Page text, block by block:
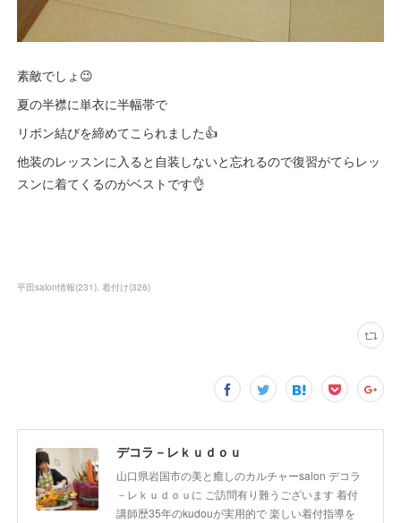
素敵でしょ😉
夏の半襟に単衣に半幅帯で
リボン結びを締めてこられました👍️
他装のレッスンに入ると自装しないと忘れるので復習がてらレッ
スンに着てくるのがベストです👌
平田salon情報(231) 着付け(326)
デコラ－レｋｕｄｏｕ
山口県岩国市の美と癒しのカルチャーsalon デコラ
－レｋｕｄｏｕに ご訪問有り難うございます 着付
講師歴35年のkudouが実用的で 楽しい着付指導を